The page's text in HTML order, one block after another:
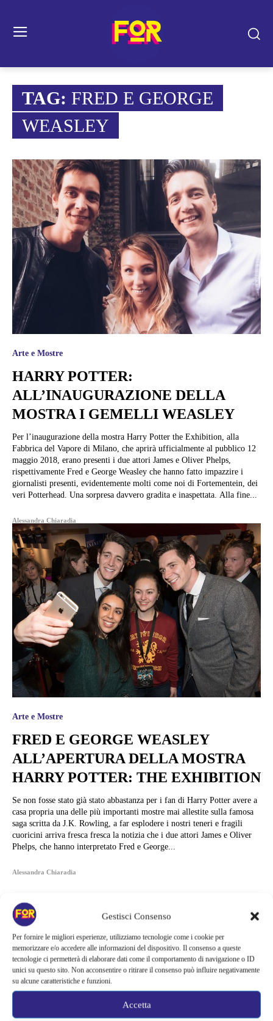
Gestisci Consenso
Per fornire le migliori esperienze, utilizziamo tecnologie come i cookie per
memorizzare e/o accedere alle informazioni del dispositivo. Il consenso a queste
tecnologie ci permetterà di elaborare dati come il comportamento di navigazione o ID
unici su questo sito. Non acconsentire o ritirare il consenso può influire negativamente
su alcune caratteristiche e funzioni.
Accetta
TAG: FRED E GEORGE
WEASLEY
Arte e Mostre
HARRY POTTER:
ALL’INAUGURAZIONE DELLA
MOSTRA I GEMELLI WEASLEY
Per l’inaugurazione della mostra Harry Potter the Exhibition, alla
Fabbrica del Vapore di Milano, che aprirà ufficialmente al pubblico 12
maggio 2018, erano presenti i due attori James e Oliver Phelps,
rispettivamente Fred e George Weasley che hanno fatto impazzire i
giornalisti presenti, evidentemente molti come noi di Fortementein, dei
veri Potterhead. Una sorpresa davvero gradita e inaspettata. Alla fine...
Alessandra Chiaradia
Arte e Mostre
FRED E GEORGE WEASLEY
ALL’APERTURA DELLA MOSTRA
HARRY POTTER: THE EXHIBITION
Se non fosse stato già stato abbastanza per i fan di Harry Potter avere a
casa propria una delle più importanti mostre mai allestite sulla famosa
saga scritta da J.K. Rowling, a far esplodere i nostri teneri e fragili
cuoricini arriva fresca fresca la notizia che i due attori James e Oliver
Phelps, che hanno interpretato Fred e George...
Alessandra Chiaradia